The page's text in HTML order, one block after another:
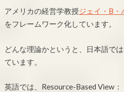
アメリカの経営学教授ジェイ・B・
をフレームワーク化しています。
どんな理論かというと、日本語で
ています。
英語では、Resource-Based View